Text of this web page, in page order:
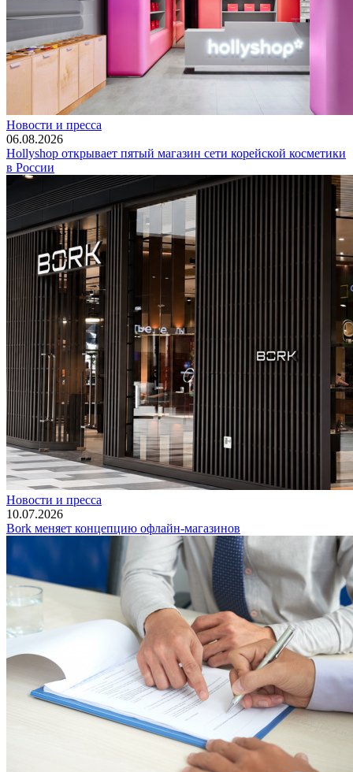
Новости и пресса
06.08.2026
Hollyshop открывает пятый магазин сети корейской косметики
в России
Новости и пресса
10.07.2026
Bork меняет концепцию офлайн-магазинов